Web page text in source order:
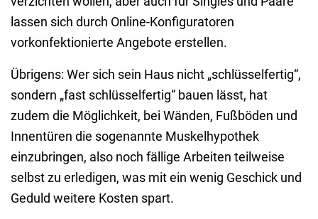
lassen sich durch Online-Konfiguratoren
vorkonfektionierte Angebote erstellen.
Übrigens: Wer sich sein Haus nicht „schlüsselfertig“,
sondern „fast schlüsselfertig“ bauen lässt, hat
zudem die Möglichkeit, bei Wänden, Fußböden und
Innentüren die sogenannte Muskelhypothek
einzubringen, also noch fällige Arbeiten teilweise
selbst zu erledigen, was mit ein wenig Geschick und
Geduld weitere Kosten spart.